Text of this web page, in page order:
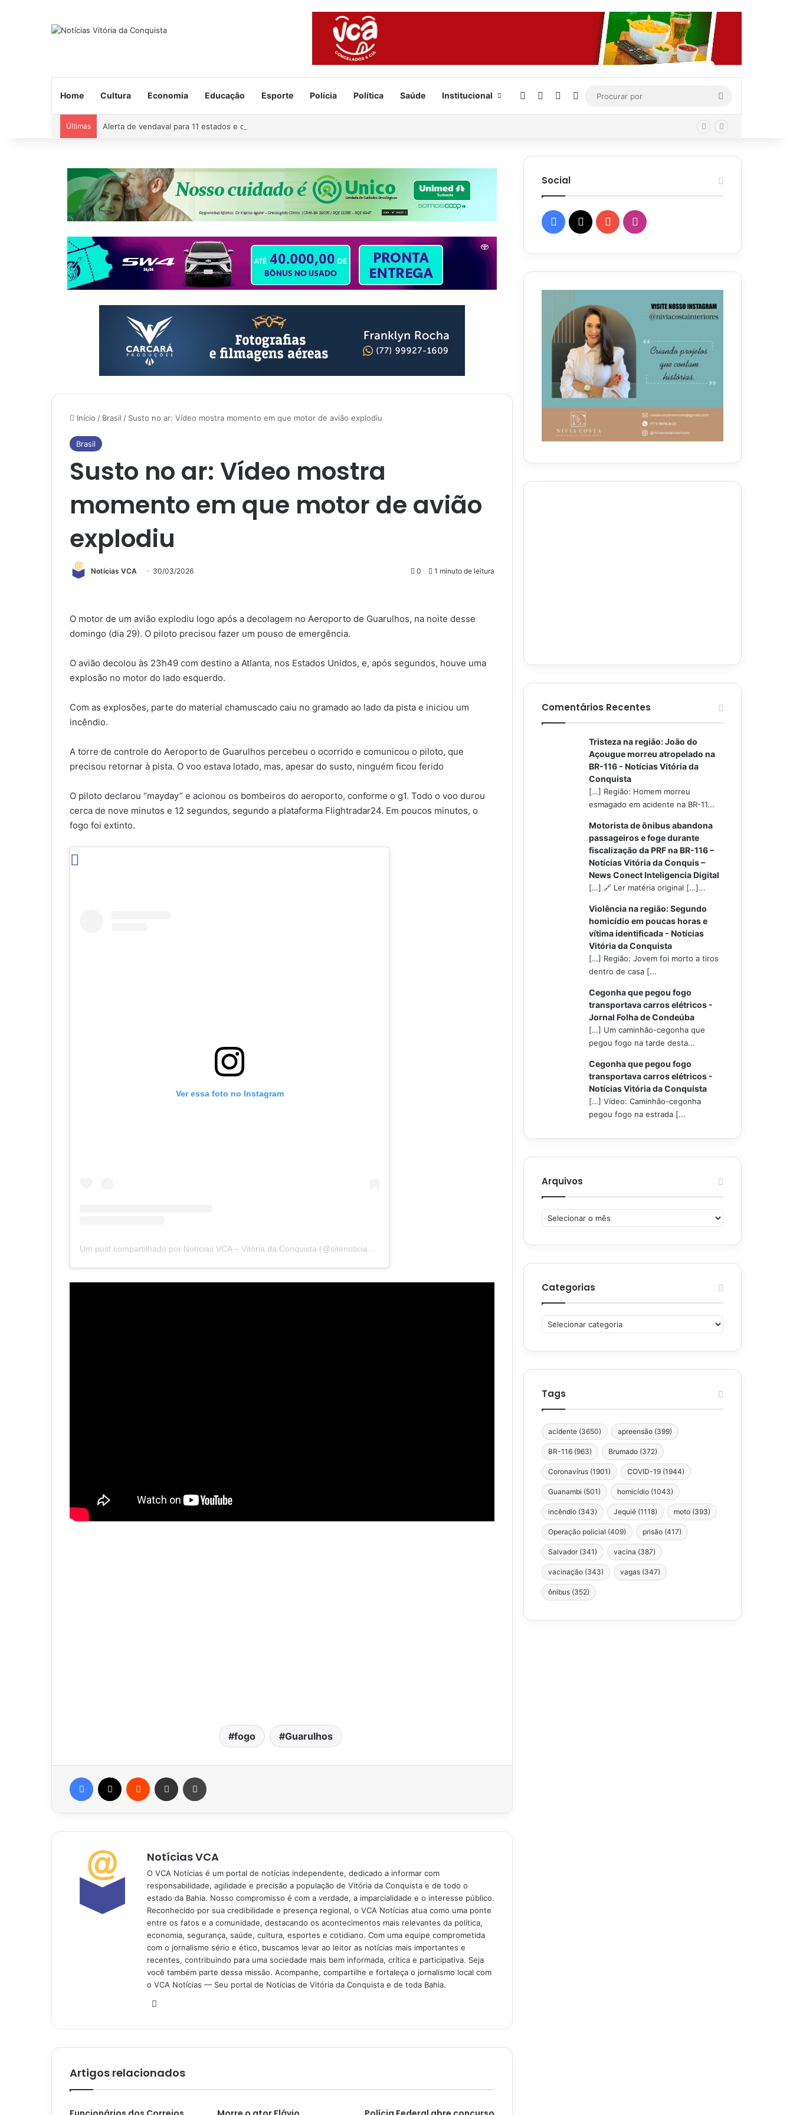
Home Cultura Economia Educação Esporte Polícia Política Saúde Institucional Facebook YouTubeInstagram
Procurar
por
Últimas Alerta de vendaval para 11 estados e ciclone já está formado
Início / Brasil / Susto no ar: Vídeo mostra momento em que motor de avião explodiu
Brasil
Susto no ar: Vídeo mostra
momento em que motor de avião
explodiu
Notícias VCA 30/03/2026 0 1 minuto de leitura
O motor de um avião explodiu logo após a decolagem no Aeroporto de Guarulhos, na noite desse
domingo (dia 29). O piloto precisou fazer um pouso de emergência.
O avião decolou às 23h49 com destino a Atlanta, nos Estados Unidos, e, após segundos, houve uma
explosão no motor do lado esquerdo.
Com as explosões, parte do material chamuscado caiu no gramado ao lado da pista e iniciou um
incêndio.
A torre de controle do Aeroporto de Guarulhos percebeu o ocorrido e comunicou o piloto, que
precisou retornar à pista. O voo estava lotado, mas, apesar do susto, ninguém ficou ferido
O piloto declarou “mayday” e acionou os bombeiros do aeroporto, conforme o g1. Todo o voo durou
cerca de nove minutos e 12 segundos, segundo a plataforma Flightradar24. Em poucos minutos, o
fogo foi extinto.
Ver essa foto no Instagram
fogo Guarulhos
Facebook Reddit Compartilhar via e-mail
Notícias VCA
O VCA Notícias é um portal de notícias independente, dedicado a informar com
responsabilidade, agilidade e precisão a população de Vitória da Conquista e de todo o
estado da Bahia. Nosso compromisso é com a verdade, a imparcialidade e o interesse público.
Reconhecido por sua credibilidade e presença regional, o VCA Notícias atua como uma ponte
entre os fatos e a comunidade, destacando os acontecimentos mais relevantes da política,
economia, segurança, saúde, cultura, esportes e cotidiano. Com uma equipe comprometida
com o jornalismo sério e ético, buscamos levar ao leitor as notícias mais importantes e
recentes, contribuindo para uma sociedade mais bem informada, crítica e participativa. Seja
você também parte dessa missão. Acompanhe, compartilhe e fortaleça o jornalismo local com
o VCA Notícias — Seu portal de Notícias de Vitória da Conquista e de toda Bahia.
Artigos relacionados
Social
Facebook
X YouTubeInstagram
Comentários Recentes
Tristeza na região: João do
Açougue morreu atropelado na
BR-116 - Notícias Vitória da
Conquista
[…] Região: Homem morreu
esmagado em acidente na BR-11...
Motorista de ônibus abandona
passageiros e foge durante
fiscalização da PRF na BR-116 –
Notícias Vitória da Conquis –
News Conect Inteligencia Digital
[…] 🔗 Ler matéria original […]...
Violência na região: Segundo
homicídio em poucas horas e
vítima identificada - Notícias
Vitória da Conquista
[…] Região: Jovem foi morto a tiros
dentro de casa [...
Cegonha que pegou fogo
transportava carros elétricos -
Jornal Folha de Condeúba
[…] Um caminhão-cegonha que
pegou fogo na tarde desta...
Cegonha que pegou fogo
transportava carros elétricos -
Notícias Vitória da Conquista
[…] Vídeo: Caminhão-cegonha
pegou fogo na estrada [...
Arquivos
Arquivos
Categorias
Categorias
Tags
acidente (3650) apreensão (399)
BR-116 (963) Brumado (372)
Coronavírus (1901) COVID-19 (1944)
Guanambi (501) homicídio (1043)
incêndio (343) Jequié (1118) moto (393)
Operação policial (409) prisão (417)
Salvador (341) vacina (387)
vacinação (343) vagas (347)
ônibus (352)